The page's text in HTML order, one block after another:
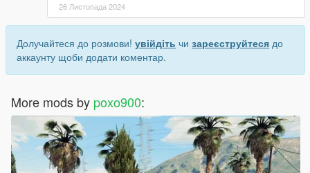
26 Листопада 2024
Долучайтеся до розмови! увійдіть чи зареєструйтеся до
аккаунту щоби додати коментар.
More mods by poxo900: